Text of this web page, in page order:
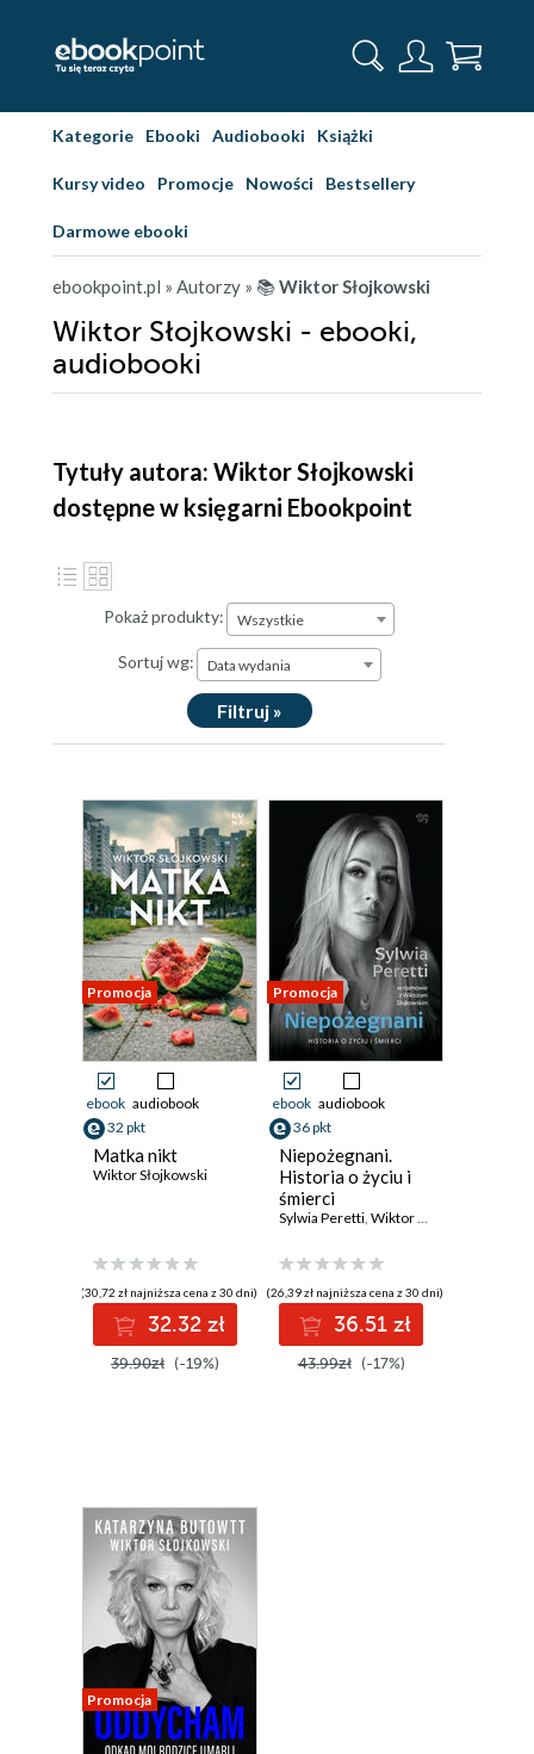
Kategorie Ebooki Audiobooki Książki
Kursy video Promocje Nowości Bestsellery
Darmowe ebooki
ebookpoint.pl » Autorzy » 📚Wiktor Słojkowski
Wiktor Słojkowski - ebooki,
audiobooki
Tytuły autora: Wiktor Słojkowski
dostępne w księgarni Ebookpoint
Pokaż produkty: Wszystkie
Sortuj wg: Data wydania
Filtruj »
Promocja
ebook audiobook
32 pkt
Matka nikt
Wiktor Słojkowski
(30,72 zł najniższa cena z 30 dni)
32.32 zł
39.90zł (-19%)
Promocja
ebook audiobook
36 pkt
Niepożegnani.
Historia o życiu i
śmierci
Sylwia Peretti, Wiktor Słojkowski
(26,39 zł najniższa cena z 30 dni)
36.51 zł
43.99zł (-17%)
Promocja